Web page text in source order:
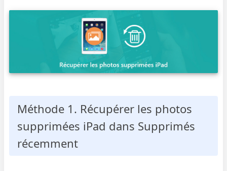
Méthode 1. Récupérer les photos
supprimées iPad dans Supprimés
récemment